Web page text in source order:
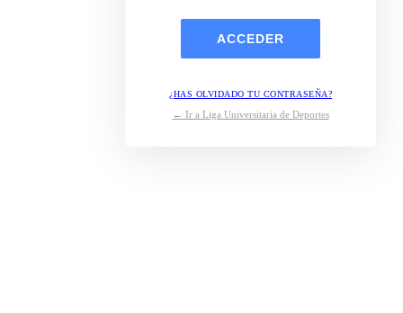
¿HAS OLVIDADO TU CONTRASEÑA?
← Ir a Liga Universitaria de Deportes